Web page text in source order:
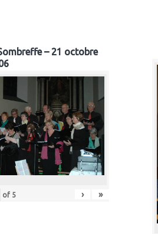
– 21 octobre
of 5 › »